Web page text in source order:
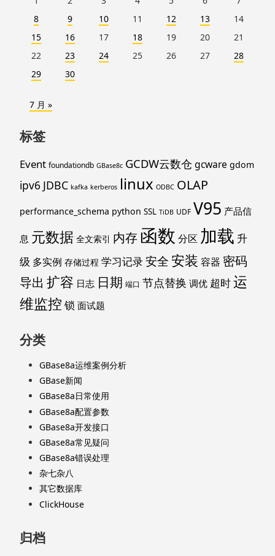
8
9 10 11 12 13
14
15
16 17 18 19 20
21
22
23 24 25 26 27
28
29
30
7 月 »
标签
Event foundationdb GBase8c GCDW云数仓 gcware gdom
ipv6 JDBC kafka kerberos linux ODBC OLAP
performance_schema python SSL TiDB UDF V95 产品信
息 元数据 全文索引 内存函数 分区 加载 升
级 多实例 存储过程 学习记录安全安装 容器 密码
导出 扩容 日志 日期 端口 节点替换 调优 超时运
维监控 锁 面试题
分类
GBase8a运维案例分析
GBase新闻
GBase8a日常使用
GBase8a配置参数
GBase8a开发接口
GBase8a常见疑问
GBase8a错误处理
杂七杂八
其它数据库
ClickHouse
归档